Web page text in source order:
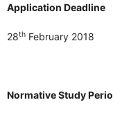
Application Deadline
28th February 2018
Normative Study